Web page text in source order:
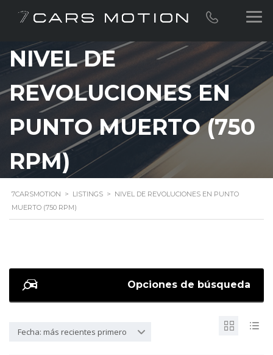
NIVEL DE
REVOLUCIONES EN
PUNTO MUERTO (750
RPM)
7CARSMOTION > LISTINGS > NIVEL DE REVOLUCIONES EN PUNTO
MUERTO (750 RPM)
Opciones de búsqueda
Fecha: más recientes primero